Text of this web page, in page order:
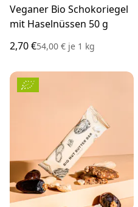
Veganer Bio Schokoriegel
mit Haselnüssen 50 g
2,70 €54,00 € je 1 kg